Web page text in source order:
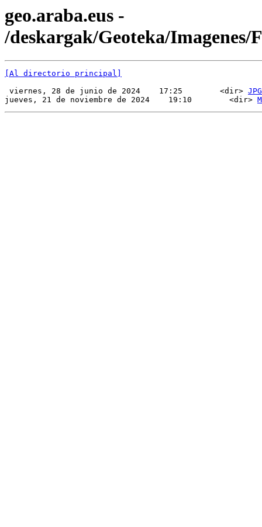
geo.araba.eus -
/deskargak/Geoteka/Imagenes/
[Al directorio principal]
viernes, 28 de junio de 2024    17:25        <dir> JPG
jueves, 21 de noviembre de 2024    19:10        <dir>